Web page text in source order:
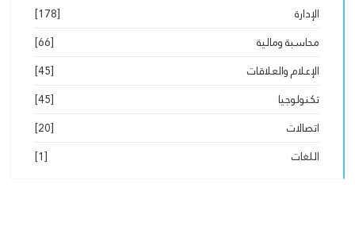
الإدارة
[178]
محاسبة ومالية
[66]
الإعلام والعلاقات
[45]
تكنولوجيا
[45]
اتصالات
[20]
اللغات
[1]